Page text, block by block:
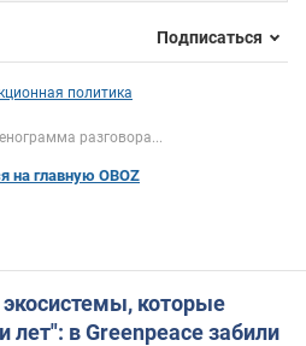
Подписаться
политика
разговора...
на главную OBOZ
которые
лет": в Greenpeace забили